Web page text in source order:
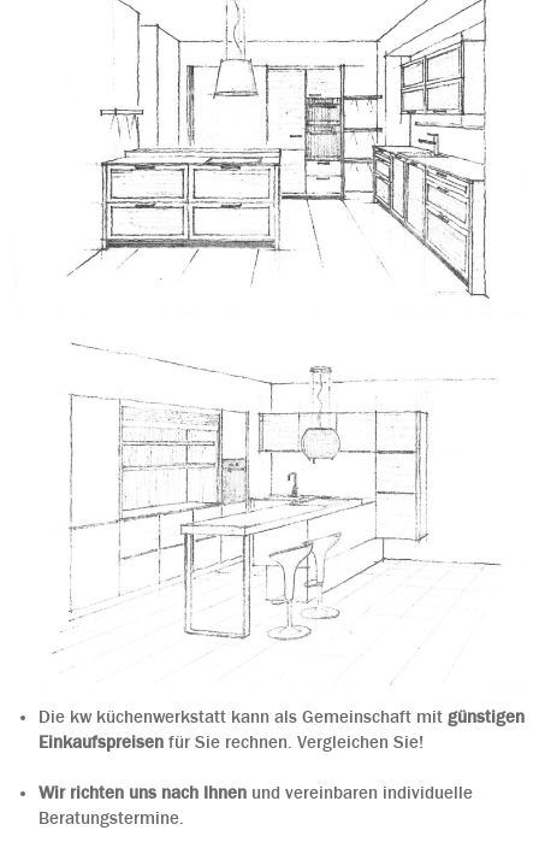
Die kw küchenwerkstatt kann als Gemeinschaft mit günstigen
Einkaufspreisenfür Sie rechnen. Vergleichen Sie!
Wir richten uns nach Ihnenund vereinbaren individuelle
Beratungstermine.